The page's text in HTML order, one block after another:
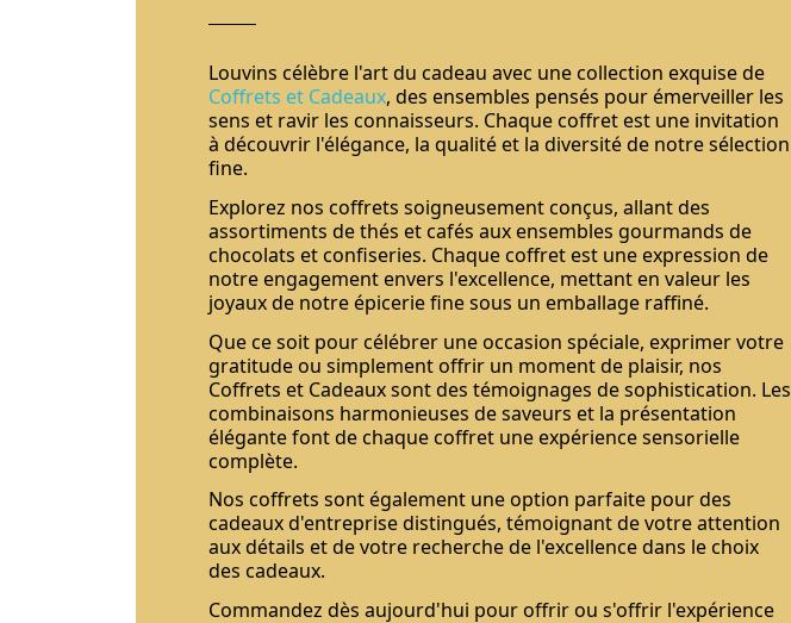
Louvins célèbre l'art du cadeau avec une collection exquise de
Coffrets et Cadeaux, des ensembles pensés pour émerveiller les
sens et ravir les connaisseurs. Chaque coffret est une invitation
à découvrir l'élégance, la qualité et la diversité de notre sélection
fine.
Explorez nos coffrets soigneusement conçus, allant des
assortiments de thés et cafés aux ensembles gourmands de
chocolats et confiseries. Chaque coffret est une expression de
notre engagement envers l'excellence, mettant en valeur les
joyaux de notre épicerie fine sous un emballage raffiné.
Que ce soit pour célébrer une occasion spéciale, exprimer votre
gratitude ou simplement offrir un moment de plaisir, nos
Coffrets et Cadeaux sont des témoignages de sophistication. Les
combinaisons harmonieuses de saveurs et la présentation
élégante font de chaque coffret une expérience sensorielle
complète.
Nos coffrets sont également une option parfaite pour des
cadeaux d'entreprise distingués, témoignant de votre attention
aux détails et de votre recherche de l'excellence dans le choix
des cadeaux.
Commandez dès aujourd'hui pour offrir ou s'offrir l'expérience